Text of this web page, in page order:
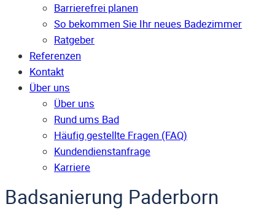
Barrierefrei planen
So bekommen Sie Ihr neues Badezimmer
Ratgeber
Referenzen
Kontakt
Über uns
Über uns
Rund ums Bad
Häufig gestellte Fragen (FAQ)
Kunden­dienst­anfrage
Karriere
Badsanierung Paderborn